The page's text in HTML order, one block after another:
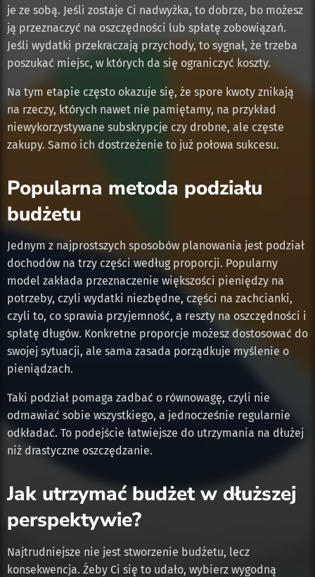
je ze sobą. Jeśli zostaje Ci nadwyżka, to dobrze, bo możesz
ją przeznaczyć na oszczędności lub spłatę zobowiązań.
Jeśli wydatki przekraczają przychody, to sygnał, że trzeba
poszukać miejsc, w których da się ograniczyć koszty.
Na tym etapie często okazuje się, że spore kwoty znikają
na rzeczy, których nawet nie pamiętamy, na przykład
niewykorzystywane subskrypcje czy drobne, ale częste
zakupy. Samo ich dostrzeżenie to już połowa sukcesu.
Popularna metoda podziału
budżetu
Jednym z najprostszych sposobów planowania jest podział
dochodów na trzy części według proporcji. Popularny
model zakłada przeznaczenie większości pieniędzy na
potrzeby, czyli wydatki niezbędne, części na zachcianki,
czyli to, co sprawia przyjemność, a reszty na oszczędności i
spłatę długów. Konkretne proporcje możesz dostosować do
swojej sytuacji, ale sama zasada porządkuje myślenie o
pieniądzach.
Taki podział pomaga zadbać o równowagę, czyli nie
odmawiać sobie wszystkiego, a jednocześnie regularnie
odkładać. To podejście łatwiejsze do utrzymania na dłużej
niż drastyczne oszczędzanie.
Jak utrzymać budżet w dłuższej
perspektywie?
Najtrudniejsze nie jest stworzenie budżetu, lecz
konsekwencja. Żeby Ci się to udało, wybierz wygodną